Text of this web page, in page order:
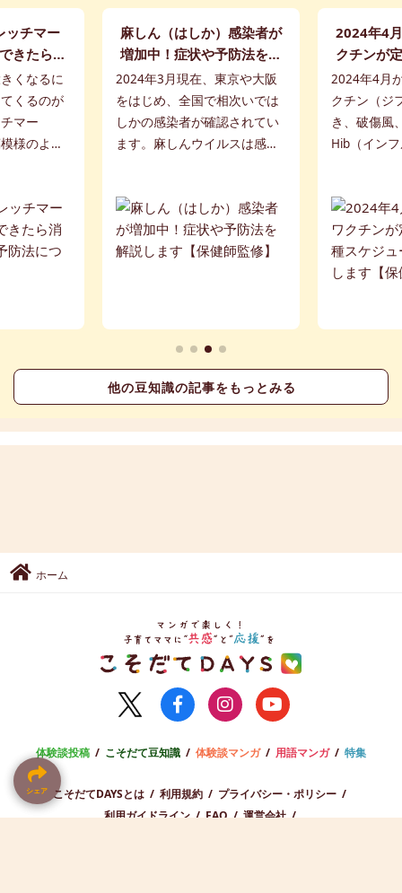
シェア
ッチマー
きたら消
防法につ
くなるに
くるのが
マー
様のよう
る「肉割
記事...
麻しん（はしか）感染者が
増加中！症状や予防法を解
説します【保健師監修】
2024年3月現在、東京や大阪
をはじめ、全国で相次いでは
しかの感染者が確認されてい
ます。麻しんウイルスは感染
染します。麻しん（はしか）
の特徴や症状、...
2024年4
クチンが
スケジュ
ます【
2024年4月
クチン（ジ
き、破傷風
Hib（イン
とになりま
は、五種混
他の豆知識の記事をもっとみる
ホーム
体験談投稿 こそだて豆知識 体験談マンガ 用語マンガ 特集
こそだてDAYSとは 利用規約
プライバシー・ポリシー
利用ガイドライン
FAQ
運営会社
シェア